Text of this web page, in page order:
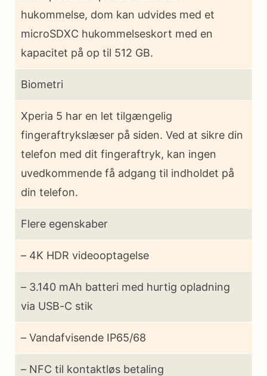
hukommelse, dom kan udvides med et
microSDXC hukommelseskort med en
kapacitet på op til 512 GB.
Biometri
Xperia 5 har en let tilgængelig
fingeraftrykslæser på siden. Ved at sikre din
telefon med dit fingeraftryk, kan ingen
uvedkommende få adgang til indholdet på
din telefon.
Flere egenskaber
– 4K HDR videooptagelse
– 3.140 mAh batteri med hurtig opladning
via USB-C stik
– Vandafvisende IP65/68
– NFC til kontaktløs betaling